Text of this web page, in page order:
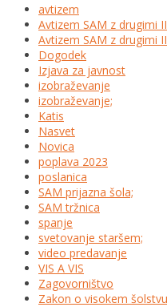
avtizem
Avtizem SAM z drugimi II
Avtizem SAM z drugimi
Dogodek
Izjava za javnost
izobraževanje
izobraževanje;
Katis
Nasvet
Novica
poplava 2023
poslanica
SAM prijazna šola;
SAM tržnica
spanje
svetovanje staršem;
video predavanje
VIS A VIS
Zagovorništvo
Zakon o visokem šolstvu